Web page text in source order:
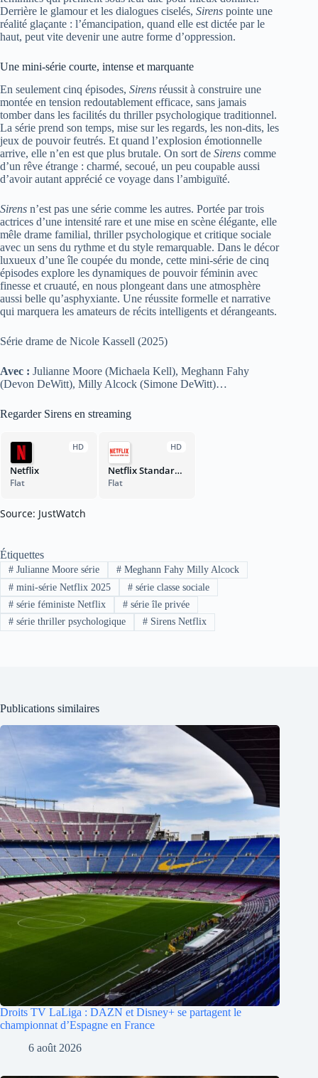
Derrière le glamour et les dialogues ciselés, Sirens pointe une
réalité glaçante : l’émancipation, quand elle est dictée par le
haut, peut vite devenir une autre forme d’oppression.
Une mini-série courte, intense et marquante
En seulement cinq épisodes, Sirens réussit à construire une
montée en tension redoutablement efficace, sans jamais
tomber dans les facilités du thriller psychologique traditionnel.
La série prend son temps, mise sur les regards, les non-dits, les
jeux de pouvoir feutrés. Et quand l’explosion émotionnelle
arrive, elle n’en est que plus brutale. On sort de Sirens comme
d’un rêve étrange : charmé, secoué, un peu coupable aussi
d’avoir autant apprécié ce voyage dans l’ambiguïté.
Sirens n’est pas une série comme les autres. Portée par trois
actrices d’une intensité rare et une mise en scène élégante, elle
mêle drame familial, thriller psychologique et critique sociale
avec un sens du rythme et du style remarquable. Dans le décor
luxueux d’une île coupée du monde, cette mini-série de cinq
épisodes explore les dynamiques de pouvoir féminin avec
finesse et cruauté, en nous plongeant dans une atmosphère
aussi belle qu’asphyxiante. Une réussite formelle et narrative
qui marquera les amateurs de récits intelligents et dérangeants.
Série drame de Nicole Kassell (2025)
Avec : Julianne Moore (Michaela Kell), Meghann Fahy
(Devon DeWitt), Milly Alcock (Simone DeWitt)…
Regarder Sirens en streaming
HD
Netflix
Flat
HD
Netflix Standard with Ads
Flat
Source: JustWatch
Étiquettes
#Julianne Moore série #Meghann Fahy Milly Alcock
#mini-série Netflix 2025 #série classe sociale
#série féministe Netflix #série île privée
#série thriller psychologique #Sirens Netflix
Publications similaires
Droits TV LaLiga : DAZN et Disney+ se partagent le
championnat d’Espagne en France
6 août 2026